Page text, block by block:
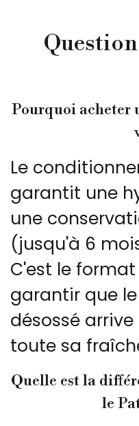
Pourquoi acheter
Le
garantit une
une
(jusqu'à 6
C'est le
garantir que
désossé
toute sa
Quelle est la
le